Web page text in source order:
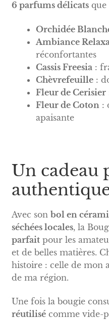
6 parfums délicatsque
Orchidée
Ambiance
réconfortantes
Cassis Freesia:
Chèvrefeuille:
Fleur de Cerisier
Fleur de Coton:
apaisante
Un cadeau
Avec son bol en
séchées locales, la
parfaitpour les
et de belles matières.
histoire : celle de mon
de ma région.
Une fois la bougie
réutilisécomme vide-